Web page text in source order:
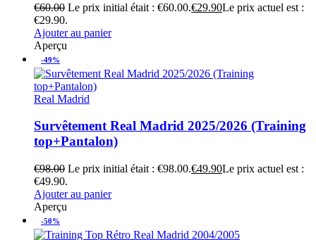
€60.00 Le prix initial était : €60.00.€29.90Le prix actuel est :
€29.90.
Ajouter au panier
Aperçu
-49%
Real Madrid
Survêtement Real Madrid 2025/2026 (Training
top+Pantalon)
€98.00 Le prix initial était : €98.00.€49.90Le prix actuel est :
€49.90.
Ajouter au panier
Aperçu
-50%